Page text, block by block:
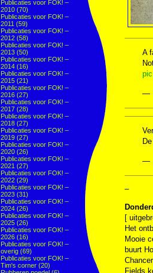
Publicaties voor FOK! –
2010 (70)
Publicaties voor FOK! –
2011 (59)
Publicaties voor FOK! –
2012 (58)
Publicaties voor FOK! –
2013 (50)
Publicaties voor FOK! –
2014 (16)
Publicaties voor FOK! –
2015 (21)
Publicaties voor FOK! –
2016 (27)
Publicaties voor FOK! –
2017 (28)
Publicaties voor FOK! –
2018 (27)
Publicaties voor FOK! –
2019 (27)
Publicaties voor FOK! –
2020 (26)
Publicaties voor FOK! –
2021 (27)
Publicaties voor FOK! –
2022 (29)
Publicaties voor FOK! –
2023 (31)
Publicaties voor FOK! –
2024 (26)
Publicaties voor FOK! –
2025 (26)
Publicaties voor FOK! –
2026 (16)
Publicaties voor FOK! –
overig (69)
Publicaties voor FOK! –
Tim's corner (20)
A
—
—
–
[
Het
Mooie
buurt
Fields